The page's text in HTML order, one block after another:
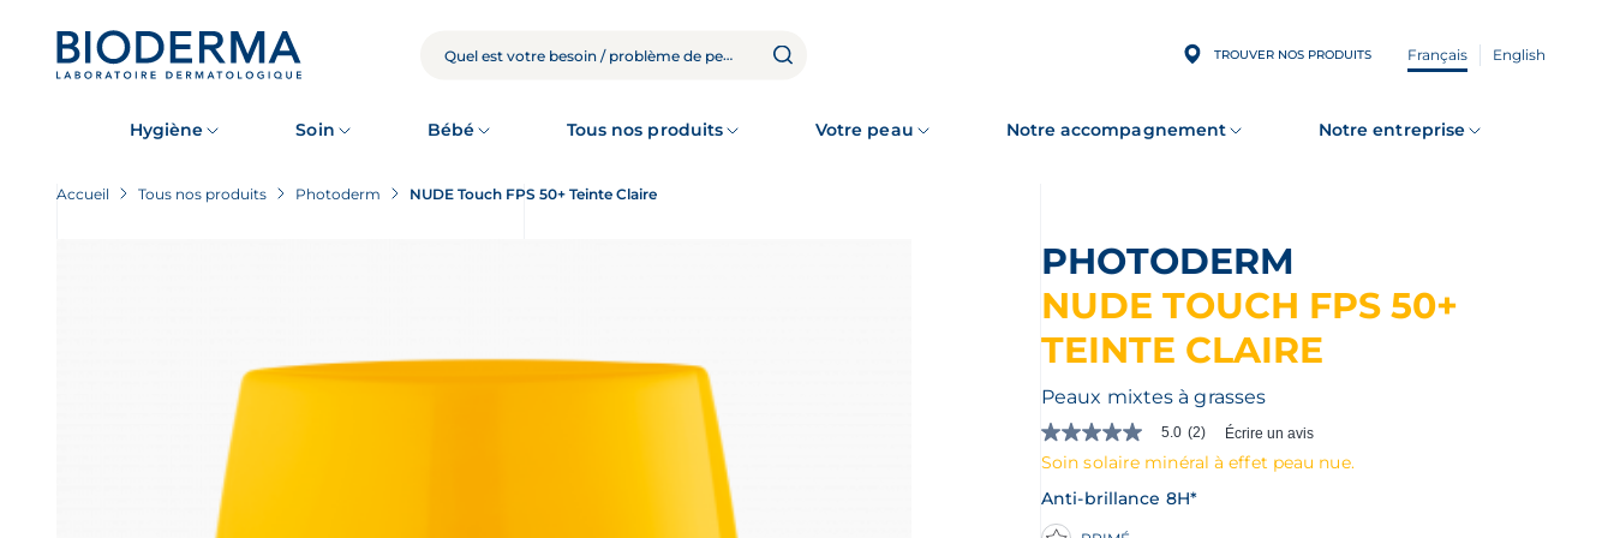
RECHERCHE TROUVER NOS PRODUITS Français English
Hygiène Soin Bébé Tous nos produits Votre peau Notre accompagnement Notre entreprise
Accueil Tous nos produits Photoderm NUDE Touch FPS 50+ Teinte Claire
PHOTODERM
NUDE TOUCH FPS 50+
TEINTE CLAIRE
Peaux mixtes à grasses
5.0
étoile(s)
5.
5.0 (2) Écrire un avis
Soin solaire minéral à effet peau nue.
Anti-brillance 8H*